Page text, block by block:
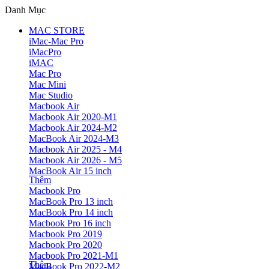
Danh Mục
MAC STORE
iMac-Mac Pro
iMacPro
iMAC
Mac Pro
Mac Mini
Mac Studio
Macbook Air
Macbook Air 2020-M1
Macbook Air 2024-M2
MacBook Air 2024-M3
Macbook Air 2025 - M4
Macbook Air 2026 - M5
MacBook Air 15 inch
Thêm
Macbook Pro
MacBook Pro 13 inch
MacBook Pro 14 inch
Macbook Pro 16 inch
Macbook Pro 2019
Macbook Pro 2020
Macbook Pro 2021-M1
MacBook Pro 2022-M2
Thêm